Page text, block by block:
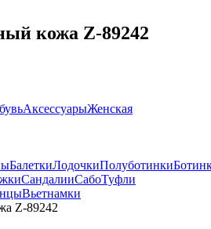
кожа Z-89242
АксессуарыЖенская
БалеткиЛодочкиПолуботинки
СандалииСабоТуфли
Вьетнамки
Z-89242